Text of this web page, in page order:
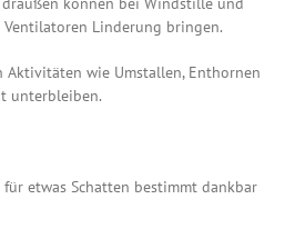
Linderung bringen.
Aktivitäten wie Umstallen, Enthornen
unterbleiben.
etwas Schatten bestimmt dankbar